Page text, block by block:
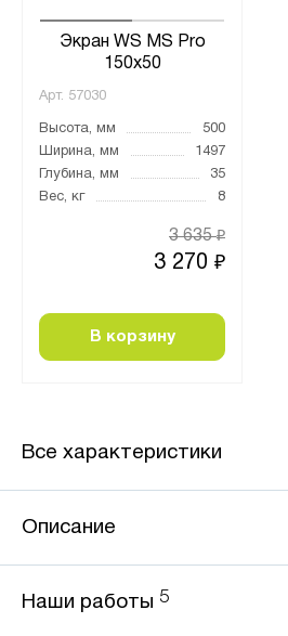
Экран WS MS Pro
150x50
Арт. 57030
Высота, мм
500
Ширина, мм
1497
Глубина, мм
35
Вес, кг
8
3 270 ₽
3 635₽
В корзину
Все характеристики
Описание
Наши работы 5